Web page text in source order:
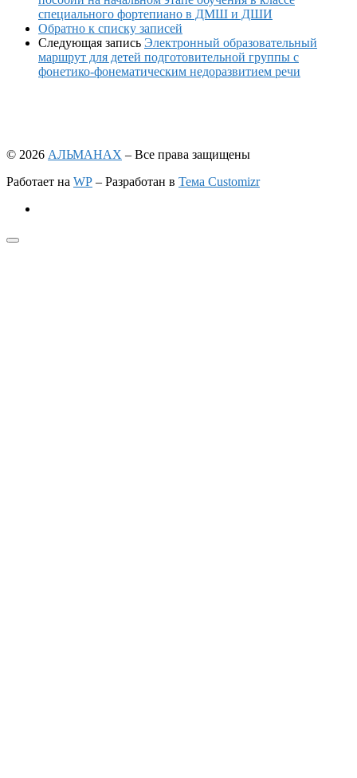
специального фортепиано в ДМШ и ДШИ
Обратно к списку записей
Следующая запись Электронный образовательный
маршрут для детей подготовительной группы с
фонетико-фонематическим недоразвитием речи
© 2026 АЛЬМАНАХ – Все права защищены
Работает на WP – Разработан в Тема Customizr